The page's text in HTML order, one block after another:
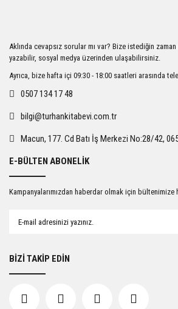
Ürün açıklamasında eksik bilgiler bulunuyor.
Ürün bilgilerinde hatalar bulunuyor.
Ürün fiyatı diğer sitelerden daha pahalı.
Gönder
Aklında cevapsız sorular mı var? Bize istediğin
yazabilir, sosyal medya üzerinden ulaşabilirsiniz.
Ayrıca, bize hafta içi 09:30 - 18:00 saatleri arasında
0507 134 17 48
bilgi@turhankitabevi.com.tr
Macun, 177. Cd Batı İş Merkezi No:28/42,
E-BÜLTEN ABONELİK
Kampanyalarımızdan haberdar olmak için bültenimize
BİZİ TAKİP EDİN